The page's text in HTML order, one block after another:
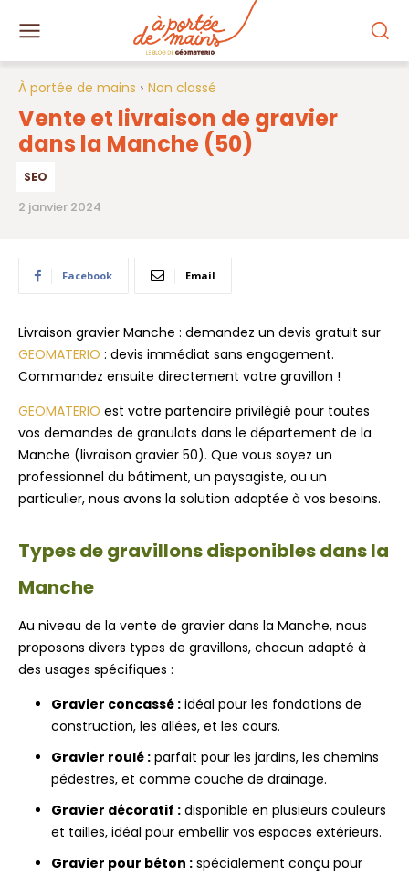
À portée de mains Non classé
Vente et livraison de gravier
dans la Manche (50)
SEO
2 janvier 2024
Facebook Email
Livraison gravier Manche : demandez un devis gratuit sur
GEOMATERIO : devis immédiat sans engagement.
Commandez ensuite directement votre gravillon !
GEOMATERIO est votre partenaire privilégié pour toutes
vos demandes de granulats dans le département de la
Manche (livraison gravier 50). Que vous soyez un
professionnel du bâtiment, un paysagiste, ou un
particulier, nous avons la solution adaptée à vos besoins.
Types de gravillons disponibles dans la
Manche
Au niveau de la vente de gravier dans la Manche, nous
proposons divers types de gravillons, chacun adapté à
des usages spécifiques :
Gravier concassé : idéal pour les fondations de
construction, les allées, et les cours.
Gravier roulé : parfait pour les jardins, les chemins
pédestres, et comme couche de drainage.
Gravier décoratif : disponible en plusieurs couleurs
et tailles, idéal pour embellir vos espaces extérieurs.
Gravier pour béton : spécialement conçu pour